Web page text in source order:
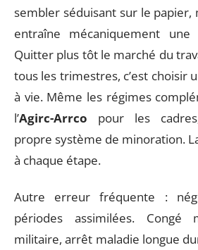
sembler séduisant sur le papier,
entraîne mécaniquement une
Quitter plus tôt le marché du
tous les trimestres, c’est choisir
à vie. Même les régimes
l’Agirc-Arrco pour les
propre système de minoration.
à chaque étape.
Autre erreur fréquente :
périodes assimilées. Congé
militaire, arrêt maladie longue